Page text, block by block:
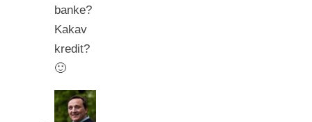
banke?
Kakav
kredit?
🙂